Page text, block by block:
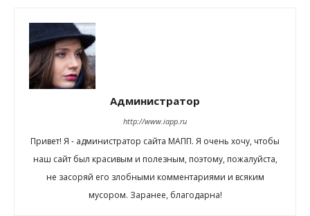
Администратор
http://www.iapp.ru
Привет! Я - администратор сайта МАПП. Я очень хочу, чтобы
наш сайт был красивым и полезным, поэтому, пожалуйста,
не засоряй его злобными комментариями и всяким
мусором. Заранее, благодарна!